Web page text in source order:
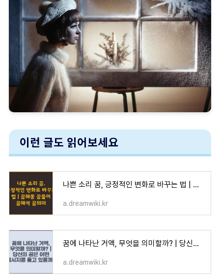
이런 글도 읽어보세요
나쁜 소리 꿈, 긍정적인 변화로 바꾸는 법 | 꿈해몽 꿈풀이 꿈해석 꿈의미
a.dreamwiki.kr
꿈에 나타난 거액, 무엇을 의미할까? | 당신의 꿈은 어떤 메시지를 품고 있을까?
a.dreamwiki.kr